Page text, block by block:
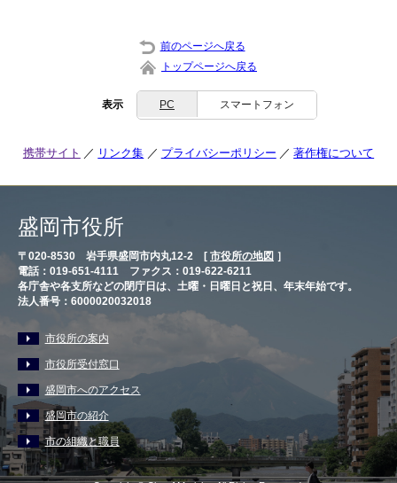
前のページへ戻る
トップページへ戻る
表示 PC スマートフォン
携帯サイト リンク集 プライバシーポリシー 著作権について
盛岡市役所
〒020-8530 岩手県盛岡市内丸12-2 [ 市役所の地図 ］
電話：019-651-4111 ファクス：019-622-6211
各庁舎や各支所などの閉庁日は、土曜・日曜日と祝日、年末年始です。
法人番号：6000020032018
市役所の案内
市役所受付窓口
盛岡市へのアクセス
盛岡市の紹介
市の組織と職員